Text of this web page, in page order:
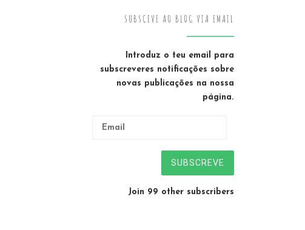
SUBSCEVE AO BLOG VIA EMAIL
Introduz o teu email para
subscreveres notificações sobre
novas publicações na nossa
página.
SUBSCREVE
Join 99 other subscribers